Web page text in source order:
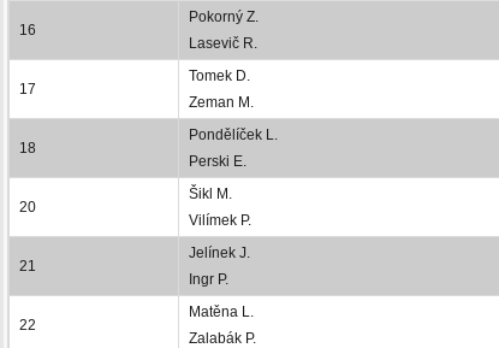
16
Pokorný Z.
Lasevič R.
17
Tomek D.
Zeman M.
18
Pondělíček L.
Perski E.
20
Šikl M.
Vilímek P.
21
Jelínek J.
Ingr P.
22
Matěna L.
Zalabák P.